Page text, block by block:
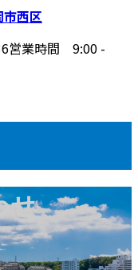
営業時間 9:00 -
せ